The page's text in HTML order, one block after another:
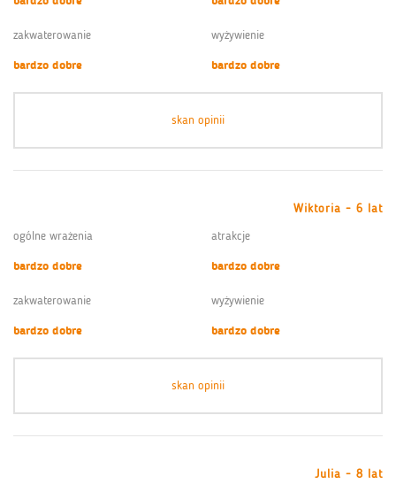
zakwaterowanie
bardzo dobre
wyżywienie
bardzo dobre
skan opinii
Wiktoria - 6 lat
ogólne wrażenia
bardzo dobre
atrakcje
bardzo dobre
zakwaterowanie
bardzo dobre
wyżywienie
bardzo dobre
skan opinii
Julia - 8 lat